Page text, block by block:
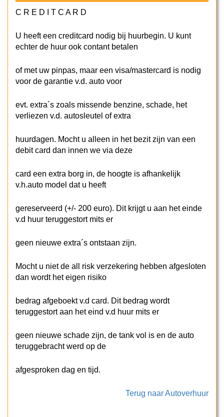
C R E D I T C A R D
U heeft een creditcard nodig bij huurbegin. U kunt
echter de huur ook contant betalen
of met uw pinpas, maar een visa/mastercard is nodig
voor de garantie v.d. auto voor
evt. extra´s zoals missende benzine, schade, het
verliezen v.d. autosleutel of extra
huurdagen. Mocht u alleen in het bezit zijn van een
debit card dan innen we via deze
card een extra borg in, de hoogte is afhankelijk
v.h.auto model dat u heeft
gereserveerd (+/- 200 euro). Dit krijgt u aan het einde
v.d huur teruggestort mits er
geen nieuwe extra´s ontstaan zijn.
Mocht u niet de all risk verzekering hebben afgesloten
dan wordt het eigen risiko
bedrag afgeboekt v.d card. Dit bedrag wordt
teruggestort aan het eind v.d huur mits er
geen nieuwe schade zijn, de tank vol is en de auto
teruggebracht werd op de
afgesproken dag en tijd.
Terug naar Autoverhuur